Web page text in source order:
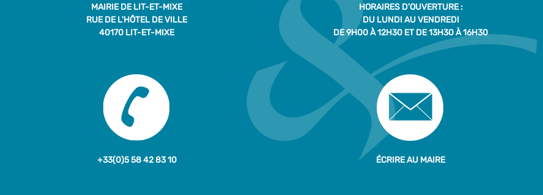
MAIRIE DE LIT-ET-MIXE
RUE DE L'HÔTEL DE VILLE
40170 LIT-ET-MIXE
+33(0)5 58 42 83 10
HORAIRES D'OUVERTURE :
DU LUNDI AU VENDREDI
DE 9H00 À 12H30 ET DE 13H30 À 16H30
ÉCRIRE AU MAIRE